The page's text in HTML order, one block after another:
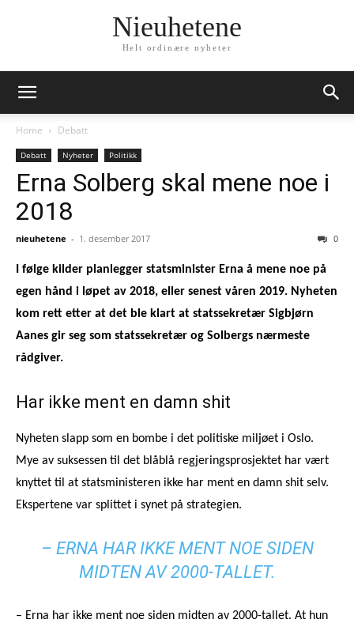
Nieuhetene
Helt ordinære nyheter
Home Debatt
Debatt Nyheter Politikk
Erna Solberg skal mene noe i
2018
nieuhetene - 1. desember 2017 0
I følge kilder planlegger statsminister Erna å mene noe på
egen hånd i løpet av 2018, eller senest våren 2019. Nyheten
kom rett etter at det ble klart at statssekretær Sigbjørn
Aanes gir seg som statssekretær og Solbergs nærmeste
rådgiver.
Har ikke ment en damn shit
Nyheten slapp som en bombe i det politiske miljøet i Oslo.
Mye av suksessen til det blåblå regjeringsprosjektet har vært
knyttet til at statsministeren ikke har ment en damn shit selv.
Ekspertene var splittet i synet på strategien.
– ERNA HAR IKKE MENT NOE SIDEN
MIDTEN AV 2000-TALLET.
– Erna har ikke ment noe siden midten av 2000-tallet. At hun